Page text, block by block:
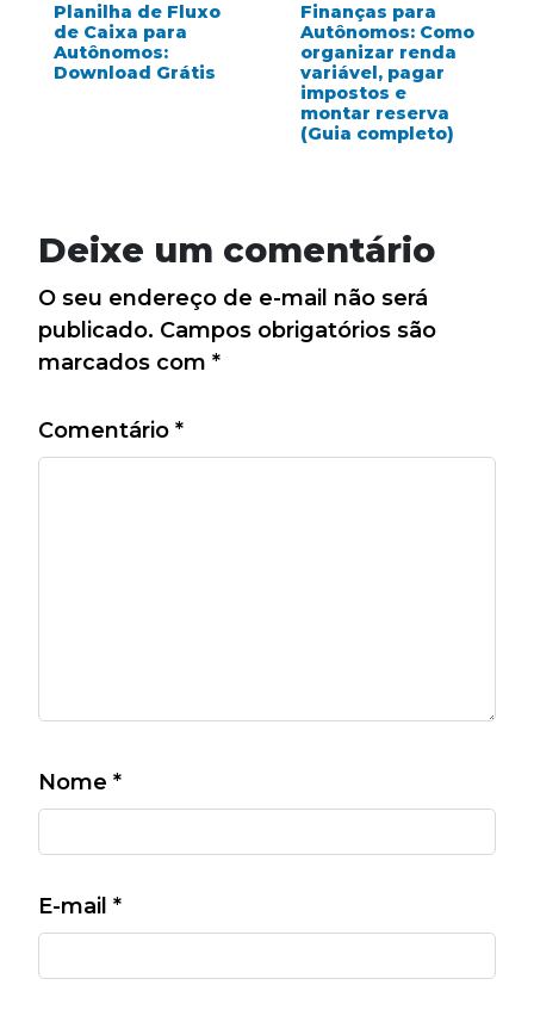
Planilha de Fluxo
de Caixa para
Autônomos:
Download Grátis
Finanças para
Autônomos: Como
organizar renda
variável, pagar
impostos e
montar reserva
(Guia completo)
Deixe um comentário
O seu endereço de e-mail não será
publicado. Campos obrigatórios são
marcados com *
Comentário *
Nome *
E-mail *